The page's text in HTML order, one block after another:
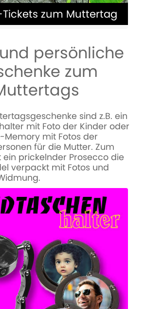
zum Muttertag
stehen für Wünsche,
Taten, zum Schmunzeln,
oder einfach um Freude
zu schenken.
MEHR ERFAHREN
persönliche
zum
sind z.B. ein
mit Foto der Kinder oder
Memory mit Fotos der
für die Mutter. Zum
ein prickelnder Prosecco die
verpackt mit Fotos und